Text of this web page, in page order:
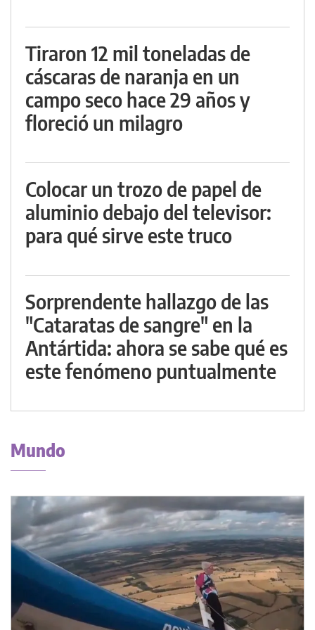
Tiraron 12 mil toneladas de
cáscaras de naranja en un
campo seco hace 29 años y
floreció un milagro
Colocar un trozo de papel de
aluminio debajo del televisor:
para qué sirve este truco
Sorprendente hallazgo de las
"Cataratas de sangre" en la
Antártida: ahora se sabe qué es
este fenómeno puntualmente
Mundo